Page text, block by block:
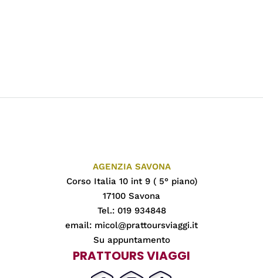
AGENZIA SAVONA
Corso Italia 10 int 9 ( 5° piano)
17100 Savona
Tel.: 019 934848
email: micol@prattoursviaggi.it
Su appuntamento
PRATTOURS VIAGGI